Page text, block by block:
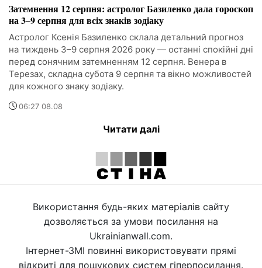
Затемнення 12 серпня: астролог Базиленко дала гороскоп
на 3–9 серпня для всіх знаків зодіаку
Астролог Ксенія Базиленко склала детальний прогноз
на тиждень 3–9 серпня 2026 року — останні спокійні дні
перед сонячним затемненням 12 серпня. Венера в
Терезах, складна субота 9 серпня та вікно можливостей
для кожного знаку зодіаку.
06:27 08.08
Читати далі
Використання будь-яких матеріалів сайту
дозволяється за умови посилання на
Ukrainianwall.com.
Інтернет-ЗМІ повинні використовувати прямі
відкриті для пошукових систем гіперпосилання.